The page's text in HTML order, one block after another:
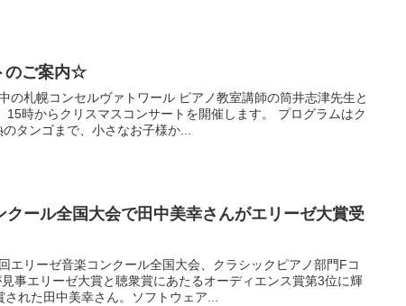
のご案内☆
の札幌コンセルヴァトワール ピアノ教室講師の筒井志津先生と
15時からクリスマスコンサートを開催します。 プログラムはク
タンゴまで、小さなお子様か...
クール全国大会で田中美幸さんがエリーゼ大賞受
エリーゼ音楽コンクール全国大会、クラシックピアノ部門Fコ
事エリーゼ大賞と聴衆賞にあたるオーディエンス賞第3位に輝
れた田中美幸さん。ソフトウェア...